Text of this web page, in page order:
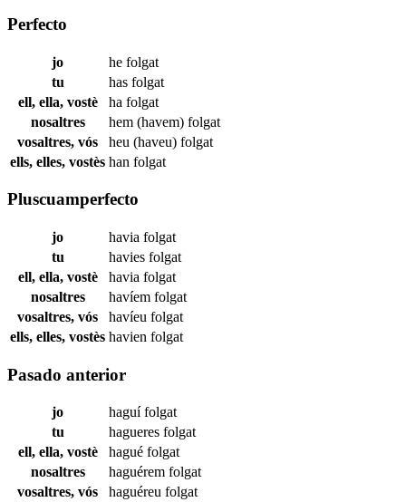
Perfecto
jo he folgat
tu
has folgat
ell, ella, vostè
ha folgat
nosaltres
hem (havem) folgat
vosaltres, vós
heu (haveu) folgat
ells, elles, vostès han folgat
Pluscuamperfecto
jo havia folgat
tu
havies folgat
ell, ella, vostè
havia folgat
nosaltres
havíem folgat
vosaltres, vós
havíeu folgat
ells, elles, vostès havien folgat
Pasado anterior
jo haguífolgat
tu
hagueres folgat
ell, ella, vostè
hagué folgat
nosaltres
haguérem folgat
vosaltres, vós
haguéreu folgat